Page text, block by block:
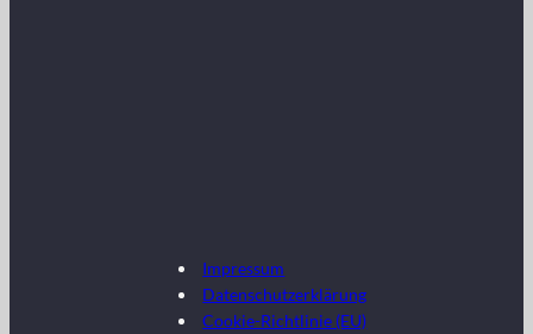
Impressum
Datenschutzerklärung
Cookie-Richtlinie (EU)